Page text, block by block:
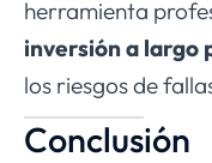
herramienta
inversión a largo
los riesgos de
Conclusión